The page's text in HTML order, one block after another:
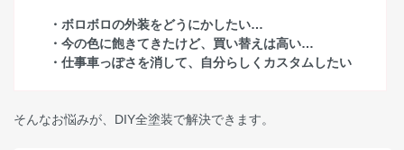
・ボロボロの外装をどうにかしたい…
・今の色に飽きてきたけど、買い替えは高い…
・仕事車っぽさを消して、自分らしくカスタムしたい
そんなお悩みが、DIY全塗装で解決できます。